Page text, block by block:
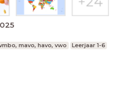
mavo, havo, vwo Leerjaar 1-6